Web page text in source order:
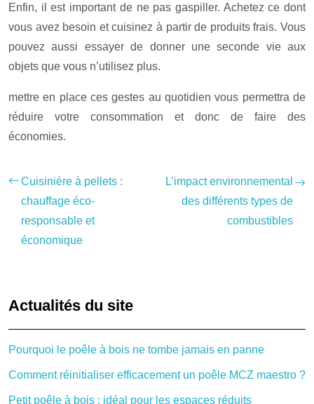
Enfin, il est important de ne pas gaspiller. Achetez ce dont
vous avez besoin et cuisinez à partir de produits frais. Vous
pouvez aussi essayer de donner une seconde vie aux
objets que vous n’utilisez plus.
mettre en place ces gestes au quotidien vous permettra de
réduire votre consommation et donc de faire des
économies.
Cuisinière à pellets :
chauffage éco-
responsable et
économique
L’impact environnemental
des différents types de
combustibles
Actualités du site
Pourquoi le poêle à bois ne tombe jamais en panne
Comment réinitialiser efficacement un poêle MCZ maestro ?
Petit poêle à bois : idéal pour les espaces réduits